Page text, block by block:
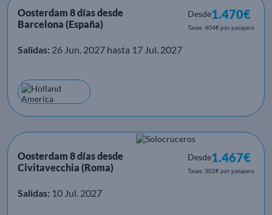
Oosterdam 8 días desde
Barcelona (España)
Desde1.470€
Tasas: 404€ por pasajero
Salidas: 26 Jun. 2027 hasta 17 Jul. 2027
Oosterdam 8 días desde
Civitavecchia (Roma)
Desde1.467€
Tasas: 302€ por pasajero
Salidas: 10 Jul. 2027